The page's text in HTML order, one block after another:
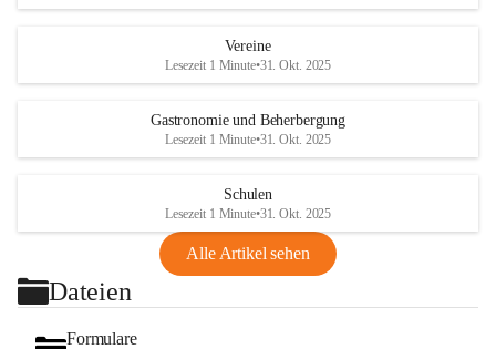
Vereine
Lesezeit 1 Minute•31. Okt. 2025
Gastronomie und Beherbergung
Lesezeit 1 Minute•31. Okt. 2025
Schulen
Lesezeit 1 Minute•31. Okt. 2025
Alle Artikel sehen
Dateien
Formulare